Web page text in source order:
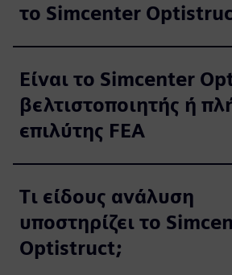
το Simcenter
Είναι το Simcenter
βελτιστοποιητής ή
επιλύτης FEA
Τι είδους ανάλυση
υποστηρίζει το
Optistruct;